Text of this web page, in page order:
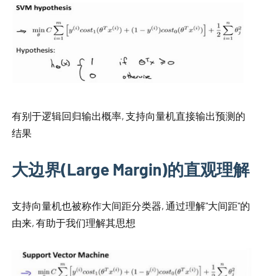
有别于逻辑回归输出概率, 支持向量机直接输出预测的
结果
大边界(Large Margin)的直观理解
支持向量机也被称作大间距分类器, 通过理解"大间距"的
由来, 有助于我们理解其思想